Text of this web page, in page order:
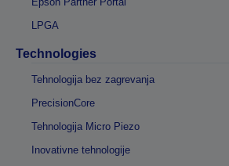
LPGA
Technologies
Tehnologija bez zagrevanja
PrecisionCore
Tehnologija Micro Piezo
Inovativne tehnologije